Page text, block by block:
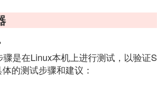
是在Linux本机上进行测试，以验证S
的测试步骤和建议：